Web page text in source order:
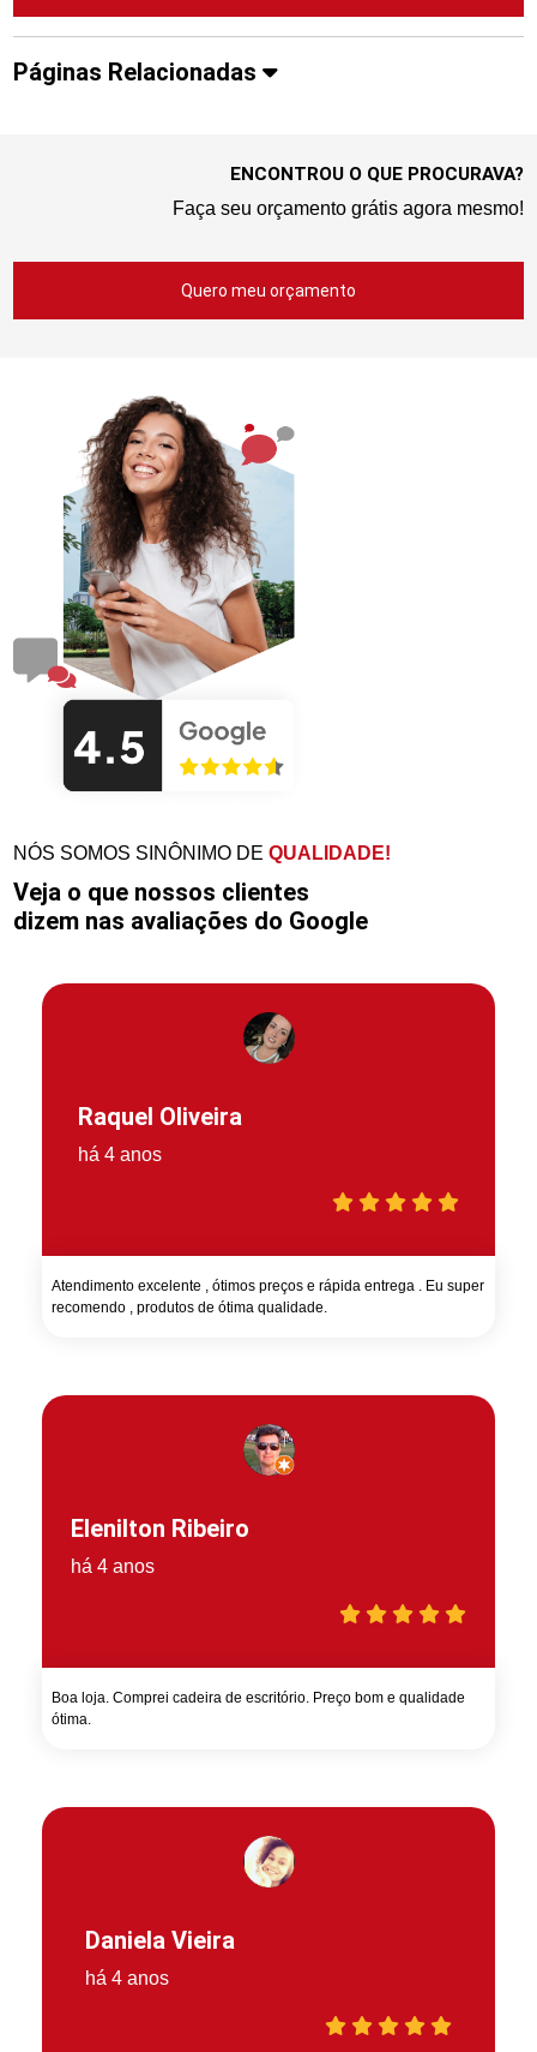
Páginas Relacionadas
ENCONTROU O QUE PROCURAVA?
Faça seu orçamento grátis agora mesmo!
Quero meu orçamento
NÓS SOMOS SINÔNIMO DEQUALIDADE!
Veja o que nossos clientes
dizem nas avaliações do Google
Raquel Oliveira
há 4 anos
Atendimento excelente , ótimos preços e rápida entrega . Eu super
recomendo , produtos de ótima qualidade.
Elenilton Ribeiro
há 4 anos
Boa loja. Comprei cadeira de escritório. Preço bom e qualidade
ótima.
Daniela Vieira
há 4 anos